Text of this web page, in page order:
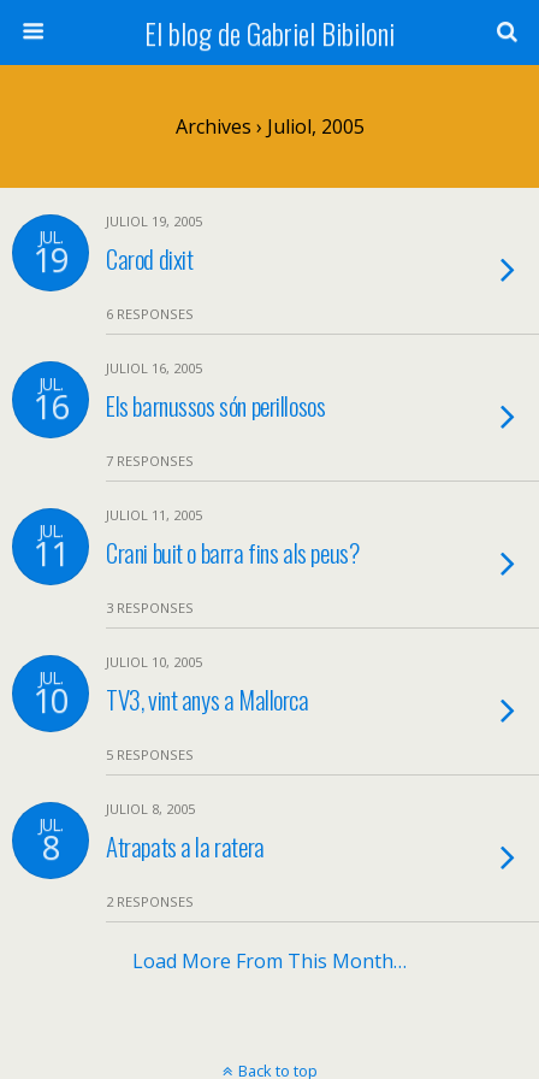
El blog de Gabriel Bibiloni
Archives › Juliol, 2005
JUL.
19
JULIOL 19, 2005
Carod dixit
6 RESPONSES
JUL.
16
JULIOL 16, 2005
Els barnussos són perillosos
7 RESPONSES
JUL.
11
JULIOL 11, 2005
Crani buit o barra fins als peus?
3 RESPONSES
JUL.
10
JULIOL 10, 2005
TV3, vint anys a Mallorca
5 RESPONSES
JUL.
8
JULIOL 8, 2005
Atrapats a la ratera
2 RESPONSES
Load More From This Month…
Back to top